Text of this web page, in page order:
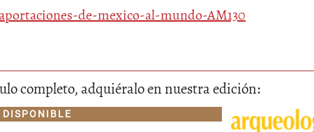
de-mexico-al-mundo-AM130
completo, adquiéralo en nuestra edición:
DISPONIBLE